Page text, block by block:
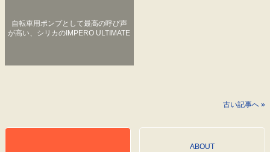
自転車用ポンプとして最高の呼び声
が高い、シリカのIMPERO ULTIMATE
古い記事へ »
ABOUT